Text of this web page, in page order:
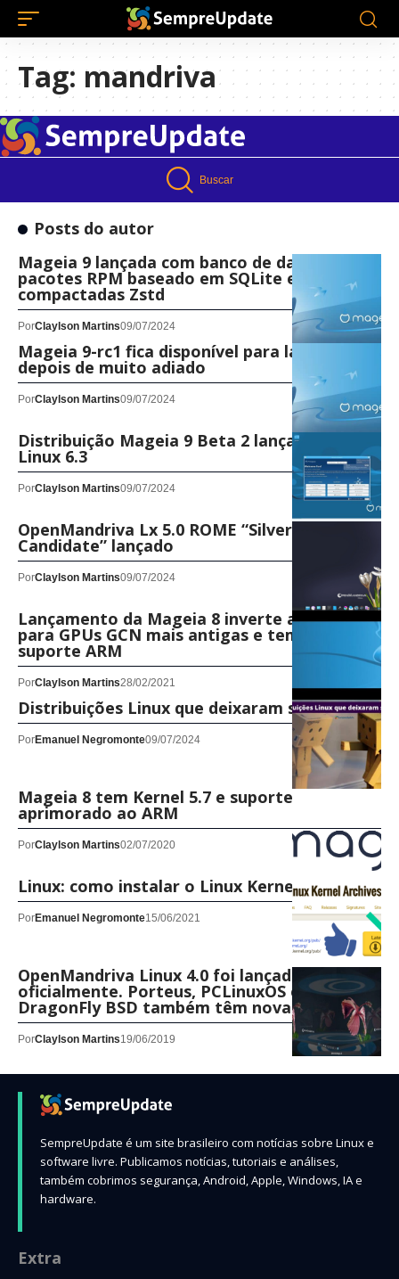
Tag: mandriva
Buscar
Posts do autor
Mageia 9 lançada com banco de dados de
pacotes RPM baseado em SQLite e imagens
compactadas Zstd
PorClaylson Martins09/07/2024
Mageia 9-rc1 fica disponível para lançamento
depois de muito adiado
PorClaylson Martins09/07/2024
Distribuição Mageia 9 Beta 2 lançada com
Linux 6.3
PorClaylson Martins09/07/2024
OpenMandriva Lx 5.0 ROME “Silver
Candidate” lançado
PorClaylson Martins09/07/2024
Lançamento da Mageia 8 inverte a AMDGPU
para GPUs GCN mais antigas e tem melhor
suporte ARM
PorClaylson Martins28/02/2021
Distribuições Linux que deixaram saudades
PorEmanuel Negromonte09/07/2024
Mageia 8 tem Kernel 5.7 e suporte
aprimorado ao ARM
PorClaylson Martins02/07/2020
Linux: como instalar o Linux Kernel 5.6.10
PorEmanuel Negromonte15/06/2021
OpenMandriva Linux 4.0 foi lançado
oficialmente. Porteus, PCLinuxOS e
DragonFly BSD também têm novas versões
PorClaylson Martins19/06/2019
SempreUpdate é um site brasileiro com notícias sobre Linux e
software livre. Publicamos notícias, tutoriais e análises,
também cobrimos segurança, Android, Apple, Windows, IA e
hardware.
Extra